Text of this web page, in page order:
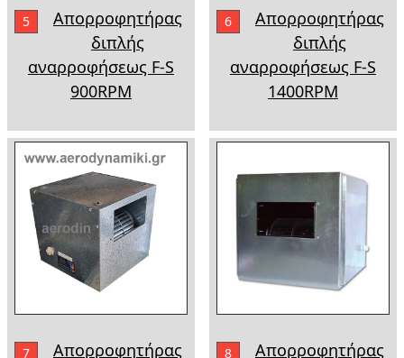
5
Απορροφητήρας
διπλής
αναρροφήσεως F-S
900RPM
6
Απορροφητήρας
διπλής
αναρροφήσεως F-S
1400RPM
7 Απορροφητήρας 8 Απορροφητήρας